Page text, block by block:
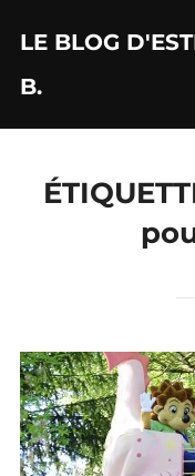
contenu
LE BLOG
B.